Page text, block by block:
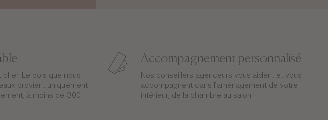
Le bois que nous
provient uniquement
à moins de 300
Accompagnement personnalisé
Nos conseillers agenceurs vous aident et vous
accompagnent dans l’aménagement de votre
intérieur, de la chambre au salon.